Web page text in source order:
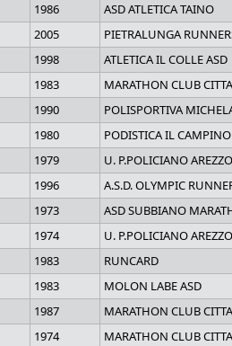
1986 ASD ATLETICA TAINO
2005 PIETRALUNGA
1998 ATLETICA IL COLLE ASD
1983 MARATHON CLUB
1990 POLISPORTIVA
1980 PODISTICA IL CAMPINO
1979 U. P.POLICIANO
1996 A.S.D. OLYMPIC
1973 ASD SUBBIANO
1974 U. P.POLICIANO
1983 RUNCARD
1983 MOLON LABE ASD
1987 MARATHON CLUB
1974 MARATHON CLUB